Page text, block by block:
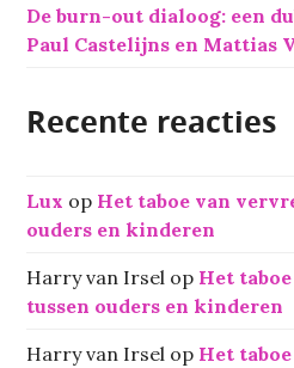
De burn-out dialoog: een
Paul Castelijns en Mattias
Recente reacties
Lux op Het taboe van
ouders en kinderen
Harry van Irsel op Het
tussen ouders en kinderen
Harry van Irsel op Het